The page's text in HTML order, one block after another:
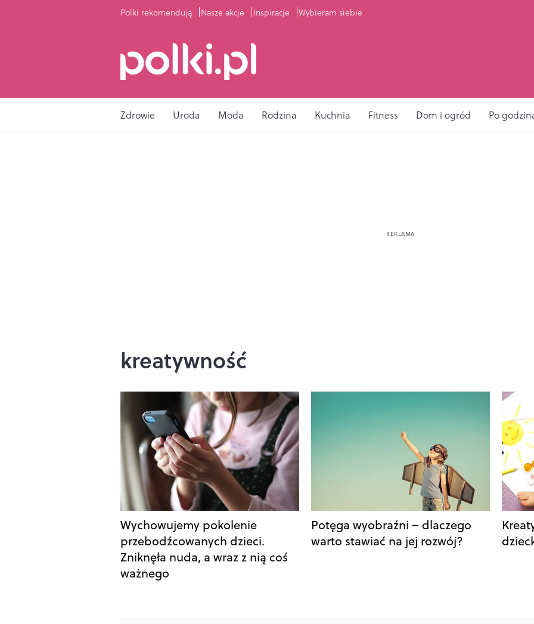
Polki rekomendują Nasze akcje Inspiracje Wybieram siebie
Zdrowie Uroda Moda Rodzina Kuchnia Fitness Dom i ogród Po
kreatywność
Wychowujemy pokolenie
przebodźcowanych dzieci.
Zniknęła nuda, a wraz z nią coś
ważnego
Potęga wyobraźni – dlaczego
warto stawiać na jej rozwój?